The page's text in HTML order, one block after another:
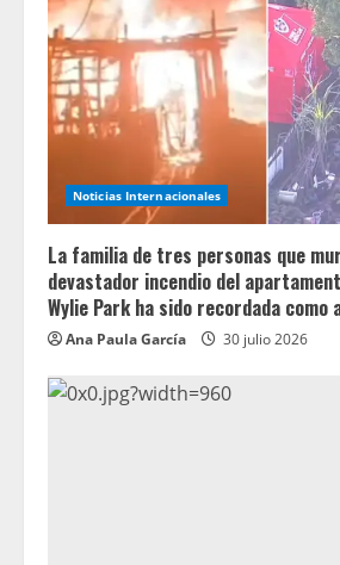
Noticias Internacionales
La familia de tres personas que
devastador incendio del
Wylie Park ha sido recordada como
Ana Paula García 30 julio 2026